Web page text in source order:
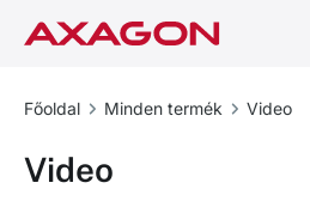
Főoldal Minden termék Video
Video